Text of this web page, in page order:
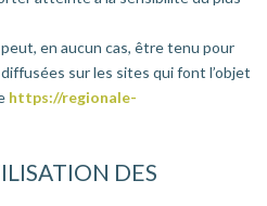
en aucun cas, être tenu pour
sur les sites qui font l’objet
https://regionale-
DES